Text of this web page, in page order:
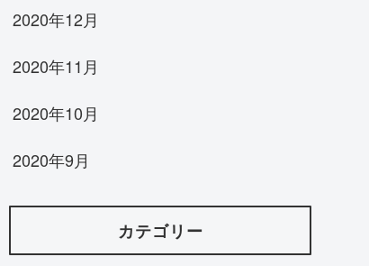
2020年12月
2020年11月
2020年10月
2020年9月
カテゴリー